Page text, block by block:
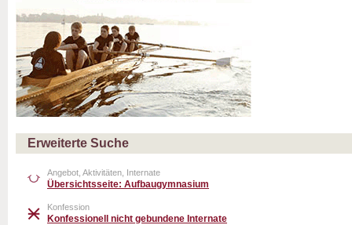
Erweiterte Suche
Angebot, Aktivitäten, Internate
Übersichtsseite: Aufbaugymnasium
Konfession
Konfessionell nicht gebundene Internate